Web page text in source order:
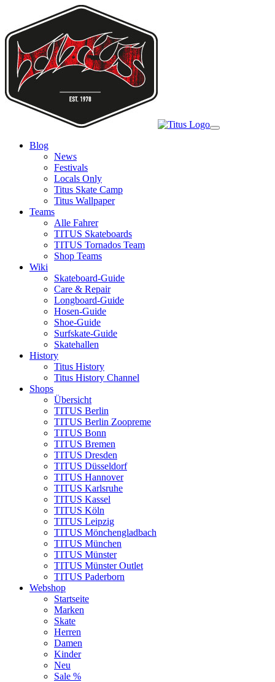
main
content
Toggle
Blog
News
Festivals
Locals Only
Titus Skate Camp
Titus Wallpaper
Teams
Alle Fahrer
TITUS Skateboards
TITUS Tornados Team
Shop Teams
Wiki
Skateboard-Guide
Care & Repair
Longboard-Guide
Hosen-Guide
Shoe-Guide
Surfskate-Guide
Skatehallen
History
Titus History
Titus History Channel
Shops
Übersicht
TITUS Berlin
TITUS Berlin Zoopreme
TITUS Bonn
TITUS Bremen
TITUS Dresden
TITUS Düsseldorf
TITUS Hannover
TITUS Karlsruhe
TITUS Kassel
TITUS Köln
TITUS Leipzig
TITUS Mönchengladbach
TITUS München
TITUS Münster
TITUS Münster Outlet
TITUS Paderborn
Webshop
Startseite
Marken
Skate
Herren
Damen
Kinder
Neu
Sale %